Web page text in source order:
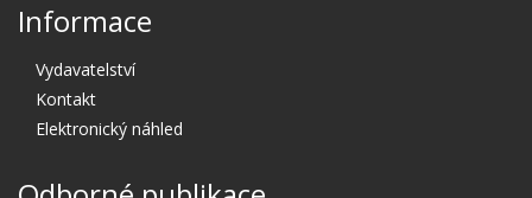
Informace
Vydavatelství
Kontakt
Elektronický náhled